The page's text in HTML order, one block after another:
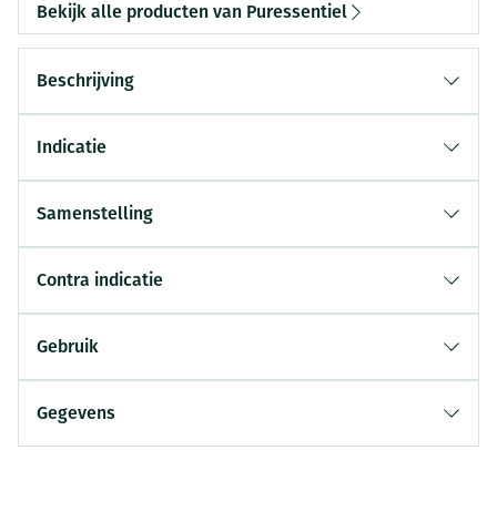
Bekijk alle producten van Puressentiel
Beschrijving
Indicatie
Samenstelling
Contra indicatie
Gebruik
Gegevens